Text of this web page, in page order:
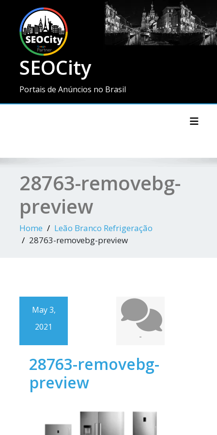
SEOCity
Portais de Anúncios no Brasil
28763-removebg-
preview
Home
Leão Branco Refrigeração
28763-removebg-preview
May 3,
2021
-
28763-removebg-
preview